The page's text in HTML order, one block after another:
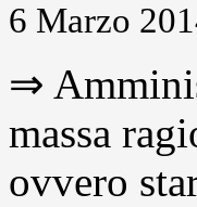
6 Marzo
⇒
massa
ovvero